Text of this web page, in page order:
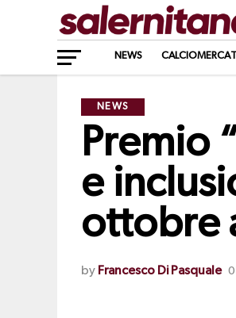
NEWS
NEWS
Premio
e
ottobre
by Francesco Di Pasquale